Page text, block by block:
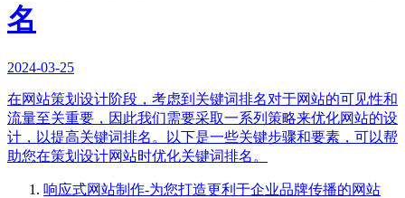
名
2024-03-25
在网站策划设计阶段，考虑到关键词排名对于网站的可见性和
流量至关重要，因此我们需要采取一系列策略来优化网站的设
计，以提高关键词排名。以下是一些关键步骤和要素，可以帮
助您在策划设计网站时优化关键词排名。
响应式网站制作-为您打造更利于企业品牌传播的网站